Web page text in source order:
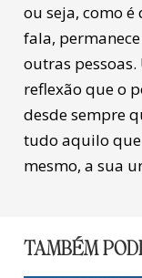
ou seja, como é
fala,
outras
reflexão que o
desde sempre
tudo aquilo
mesmo, a sua
TAMBÉM